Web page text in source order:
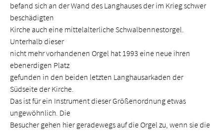
befand sich an der Wand des Langhauses der im Krieg schwer
beschädigten
Kirche auch eine mittelalterliche Schwalbennestorgel.
Unterhalb dieser
nicht mehr vorhandenen Orgel hat 1993 eine neue ihren
ebenerdigen Platz
gefunden in den beiden letzten Langhausarkaden der
Südseite der Kirche.
Das ist für ein Instrument dieser Größenordnung etwas
ungewöhnlich. Die
Besucher gehen hier geradewegs auf die Orgel zu, wenn sie die